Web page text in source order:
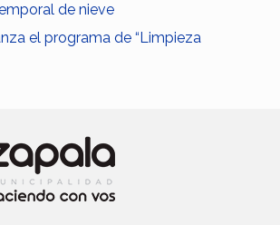
de nieve
el programa de “Limpieza